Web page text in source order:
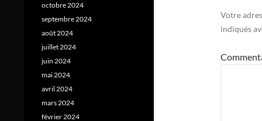
Votre
indiqués
octobre 2024
septembre 2024
août 2024
juillet 2024
juin 2024
mai 2024
avril 2024
mars 2024
février 2024